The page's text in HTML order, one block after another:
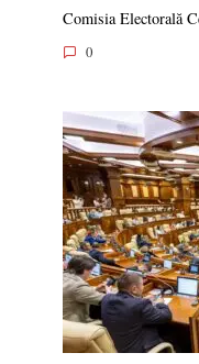
Comisia Electorală
0